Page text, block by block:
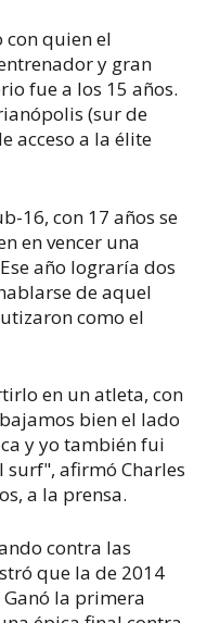
con quien el
y gran
fue a los 15 años.
(sur de
acceso a la élite
16, con 17 años se
en vencer una
año lograría dos
de aquel
como el
en un atleta, con
bien el lado
y yo también fui
afirmó Charles
a la prensa.
contra las
que la de 2014
la primera